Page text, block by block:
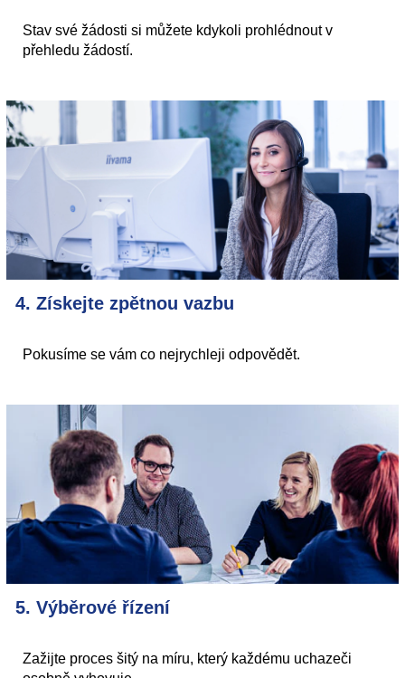
Stav své žádosti si můžete kdykoli prohlédnout v
přehledu žádostí.
4. Získejte zpětnou vazbu
Pokusíme se vám co nejrychleji odpovědět.
5. Výběrové řízení
Zažijte proces šitý na míru, který každému uchazeči